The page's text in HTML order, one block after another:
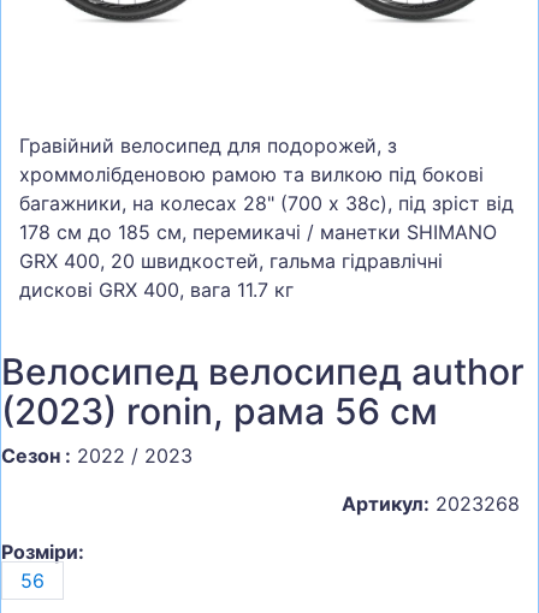
САМОКАТИ
ТУРИЗМ
Гравійний велосипед для подорожей, з
хроммолібденовою рамою та вилкою під бокові
багажники, на колесах 28" (700 x 38c), під зріст від
178 см до 185 см, перемикачі / манетки SHIMANO
GRX 400, 20 швидкостей, гальма гідравлічні
дискові GRX 400, вага 11.7 кг
Велосипед велосипед author
(2023) ronin, рама 56 см
Сезон : 2022 / 2023
Артикул: 2023268
Розміри:
56